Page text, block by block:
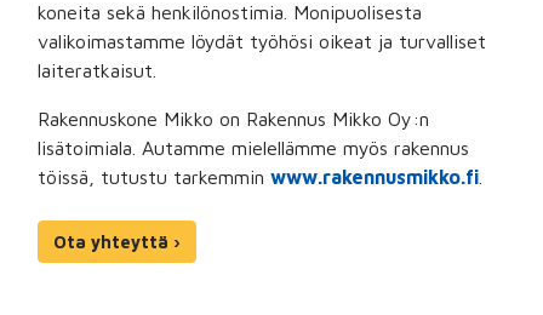
koneita sekä henkilönostimia. Monipuolisesta
valikoimastamme löydät työhösi oikeat ja turvalliset
laiteratkaisut.
Rakennuskone Mikko on Rakennus Mikko Oy:n
lisätoimiala. Autamme mielellämme myös rakennus
töissä, tutustu tarkemmin www.rakennusmikko.fi
Ota yhteyttä ›
SAKSILAVAT